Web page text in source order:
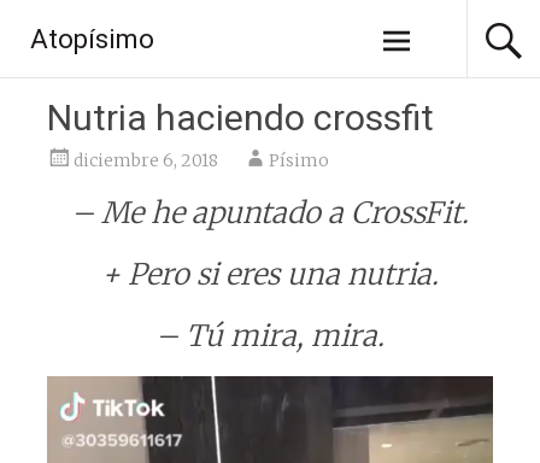
contenido
Atopísimo
Nutria haciendo crossfit
diciembre 6, 2018 Písimo
– Me he apuntado a CrossFit.
+ Pero si eres una nutria.
– Tú mira, mira.
Reproductor
de
vídeo